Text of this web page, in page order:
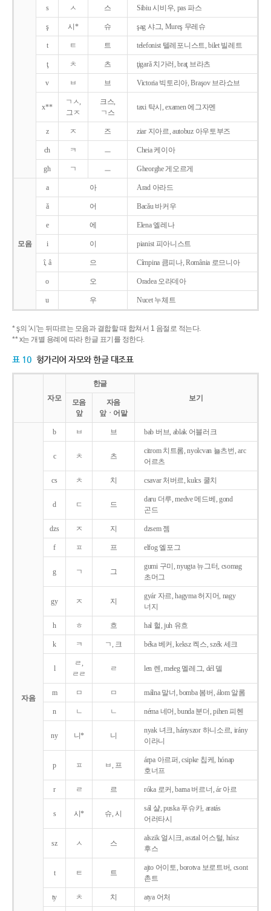
s ㅅ 스 Sibiu 시비우, pas 파스
ş 시* 슈 şag 샤그, Mureş 무레슈
t ㅌ 트 telefonist 텔레포니스트, bilet 빌레트
ţ ㅊ 츠 ţigarǎ 치가러, braţ 브라츠
v ㅂ 브 Victoria 빅토리아, Braşov 브라쇼브
x**
ㄱㅅ,
그ㅈ
크스,
ㄱ스
taxi 탁시, examen 에그자멘
z ㅈ 즈 ziar 지아르, autobuz 아우토부즈
ch ㅋ ㅡ Cheia 케이아
gh ㄱ ㅡ Gheorghe 게오르게
모음
a 아 Arad 아라드
ǎ 어 Bacǎu 바커우
e 에 Elena 엘레나
i 이 pianist 피아니스트
î, â 으 Cîmpina 큼피나, România 로므니아
o 오 Oradea 오라데아
u 우 Nucet 누체트
* ş의 '시'는 뒤따르는 모음과 결합할 때 합쳐서 1 음절로 적는다.
** x는 개별 용례에 따라 한글 표기를 정한다.
표 10 헝가리어 자모와 한글 대조표
자모
한글
보기
모음
앞
자음
앞ㆍ어말
자음
b ㅂ 브 bab 버브, ablak 어블러크
c ㅊ 츠
citrom 치트롬, nyolcvan 뇰츠번, arc
어르츠
cs ㅊ 치 csavar 처버르, kulcs 쿨치
d ㄷ 드
daru 더루, medve 메드베, gond
곤드
dzs ㅈ 지 dzsem 젬
f ㅍ 프 elfog 엘포그
g ㄱ 그
gumi 구미, nyugta 뉴그터, csomag
초머그
gy ㅈ 지
gyár 자르, hagyma 허지머, nagy
너지
h ㅎ 흐 hal 헐, juh 유흐
k ㅋ ㄱ, 크 béka 베커, keksz 켁스, szék 세크
l
ㄹ,
ㄹㄹ
ㄹ len 렌, meleg 멜레그, dél 델
m ㅁ ㅁ málna 말너, bomba 봄버, álom 알롬
n ㄴ ㄴ néma 네머, bunda 분더, pihen 피헨
ny 니* 니
nyak 녀크, hányszor 하니소르, irány
이라니
p ㅍ ㅂ, 프
árpa 아르퍼, csipke 칩케, hónap
호너프
r ㄹ 르 róka 로커, barna 버르너, ár 아르
s 시* 슈, 시
sál 샬, puska 푸슈카, aratás
어러타시
sz ㅅ 스
alszik 얼시크, asztal 어스털, húsz
후스
t ㅌ 트
ajto 어이토, borotva 보로트버, csont
촌트
ty ㅊ 치 atya 어처